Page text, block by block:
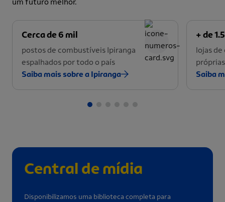
Cerca de 6 mil
postos de combustíveis Ipiranga
espalhados por todo o país
Saiba mais sobre a Ipiranga
+ de
lojas
Saiba
Central de mídia
Disponibilizamos uma biblioteca completa para